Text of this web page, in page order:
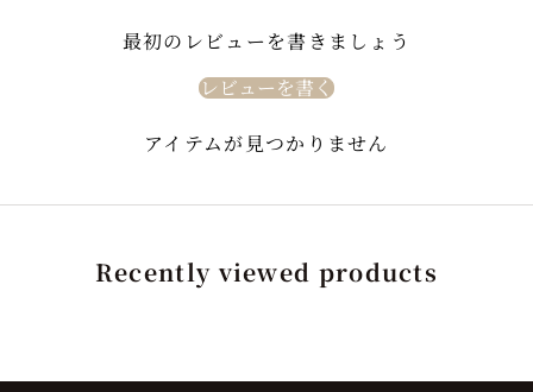
最初のレビューを書きましょう
レビューを書く
アイテムが見つかりません
Recently viewed products